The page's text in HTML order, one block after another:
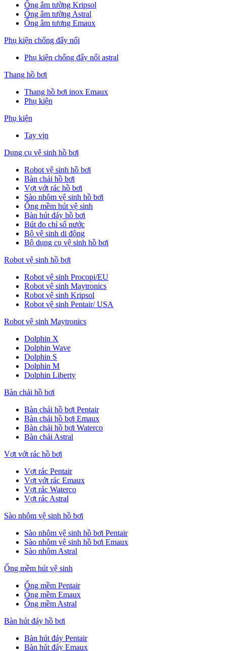
Ống âm tường Kripsol
Ống âm tường Astral
Ống âm tương Emaux
Phụ kiện chống đẩy nổi
Phụ kiện chống đẩy nổi astral
Thang hồ bơi
Thang hồ bơi inox Emaux
Phụ kiện
Phụ kiện
Tay vịn
Dụng cụ vệ sinh hồ bơi
Robot vệ sinh hồ bơi
Bàn chải hồ bơi
Vợt vớt rác hồ bơi
Sào nhôm vệ sinh hồ bơi
Ống mềm hút vệ sinh
Bàn hút đáy hồ bơi
Bút đo chỉ số nước
Bộ vệ sinh di động
Bộ dụng cụ vệ sinh hồ bơi
Robot vệ sinh hồ bơi
Robot vệ sinh Procopi/EU
Robot vệ sinh Maytronics
Robot vệ sinh Kripsol
Robot vệ sinh Pentair/ USA
Robot vệ sinh Maytronics
Dolphin X
Dolphin Wave
Dolphin S
Dolphin M
Dolphin Liberty
Bàn chải hồ bơi
Bàn chải hồ bơi Pentair
Bàn chải hồ bơi Emaux
Bàn chải hồ bơi Waterco
Bàn chải Astral
Vợt vớt rác hồ bơi
Vợt rác Pentair
Vợt vớt rác Emaux
Vợt rác Waterco
Vợt rác Astral
Sào nhôm vệ sinh hồ bơi
Sào nhôm vệ sinh hồ bơi Pentair
Sào nhôm vệ sinh hồ bơi Emaux
Sào nhôm Astral
Ống mềm hút vệ sinh
Ống mềm Pentair
Ống mềm Emaux
Ống mềm Astral
Bàn hút đáy hồ bơi
Bàn hút đáy Pentair
Bàn hút đáy Emaux